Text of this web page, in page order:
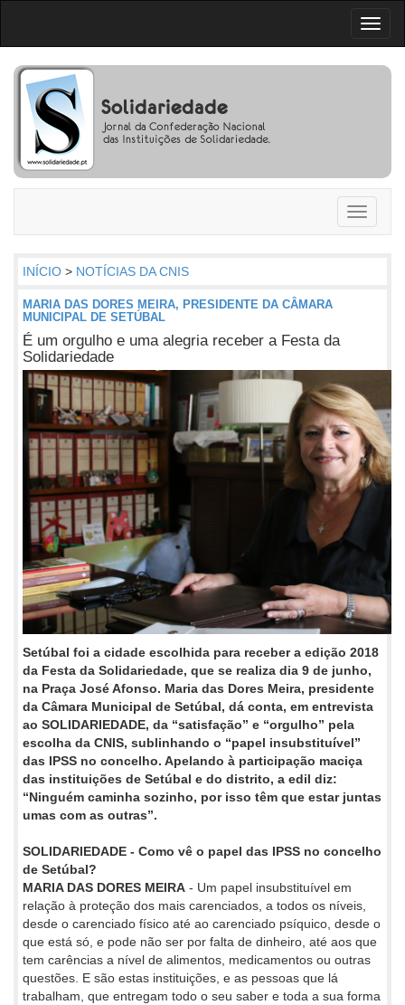
Toggle
INÍCIO > NOTÍCIAS DA CNIS
MARIA DAS DORES MEIRA, PRESIDENTE DA CÂMARA
MUNICIPAL DE SETÚBAL
É um orgulho e uma alegria receber a Festa da
Solidariedade
Setúbal foi a cidade escolhida para receber a edição 2018
da Festa da Solidariedade, que se realiza dia 9 de junho,
na Praça José Afonso. Maria das Dores Meira, presidente
da Câmara Municipal de Setúbal, dá conta, em entrevista
ao SOLIDARIEDADE, da “satisfação” e “orgulho” pela
escolha da CNIS, sublinhando o “papel insubstituível”
das IPSS no concelho. Apelando à participação maciça
das instituições de Setúbal e do distrito, a edil diz:
“Ninguém caminha sozinho, por isso têm que estar juntas
umas com as outras”.
SOLIDARIEDADE - Como vê o papel das IPSS no concelho
de Setúbal?
MARIA DAS DORES MEIRA - Um papel insubstituível em
relação à proteção dos mais carenciados, a todos os níveis,
desde o carenciado físico até ao carenciado psíquico, desde o
que está só, e pode não ser por falta de dinheiro, até aos que
tem carências a nível de alimentos, medicamentos ou outras
questões. E são estas instituições, e as pessoas que lá
trabalham, que entregam todo o seu saber e toda a sua forma